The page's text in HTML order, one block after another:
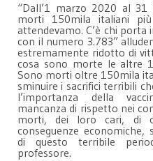
“Dall’1 marzo 2020 al
morti 150mila italiani
attendevamo. C’è chi porta
con il numero 3.783”
estremamente ridotto di
cosa sono morte le altre
Sono morti oltre 150mila
sminuire i sacrifici terribili
l’importanza della
mancanza di rispetto nei
morti, dei loro cari, di
conseguenze economiche,
di questo terribile
professore.